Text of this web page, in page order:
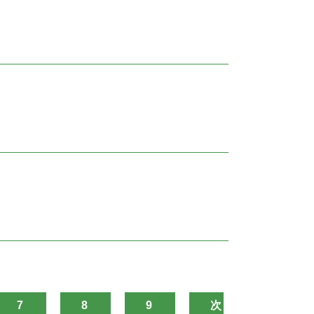
7 8 9 次